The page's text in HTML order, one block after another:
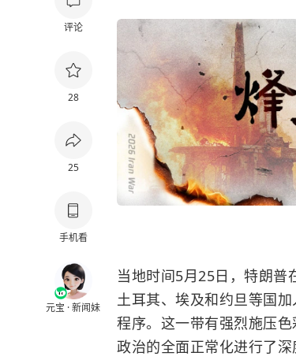
评论
28
25
手机看
元宝 · 新闻妹
当地时间5月25日，特朗普
土耳其、埃及和约旦等国加
程序。这一带有强烈施压
政治的全面正常化进行了深